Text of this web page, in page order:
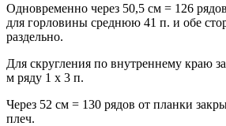
Одновременно через 50,5 см = 126
для горловины среднюю 41 п. и обе
раздельно.
Для скругления по внутреннему краю
м ряду 1 x 3 п.
Через 52 см = 130 рядов от планки
плеч.